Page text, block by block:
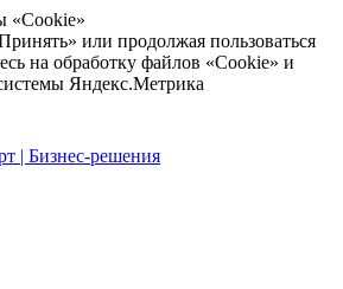
«Cookie»
или продолжая пользоваться
на обработку файлов «Cookie» и
Яндекс.Метрика
| Бизнес-решения